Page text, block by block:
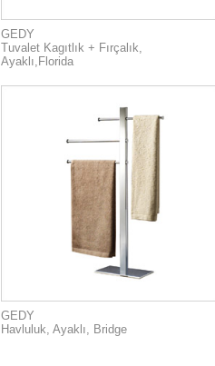
GEDY
Tuvalet Kagıtlık + Fırçalık,
Ayaklı,Florida
GEDY
Havluluk, Ayaklı, Bridge